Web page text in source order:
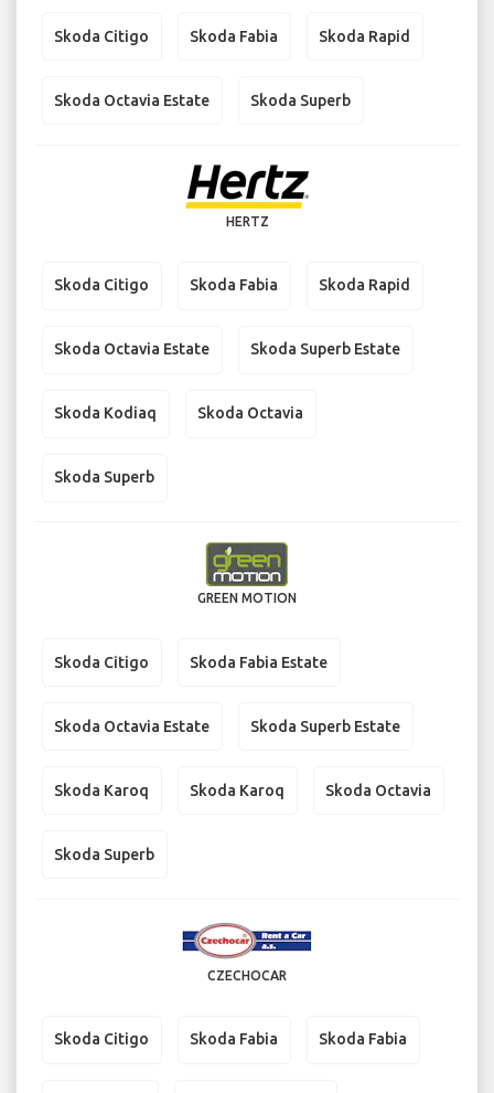
Skoda Citigo Skoda Fabia Skoda Rapid
Skoda Octavia Estate Skoda Superb
HERTZ
Skoda Citigo Skoda Fabia Skoda Rapid
Skoda Octavia Estate Skoda Superb Estate
Skoda Kodiaq Skoda Octavia
Skoda Superb
GREEN MOTION
Skoda Citigo Skoda Fabia Estate
Skoda Octavia Estate Skoda Superb Estate
Skoda Karoq Skoda Karoq Skoda Octavia
Skoda Superb
CZECHOCAR
Skoda Citigo Skoda Fabia Skoda Fabia